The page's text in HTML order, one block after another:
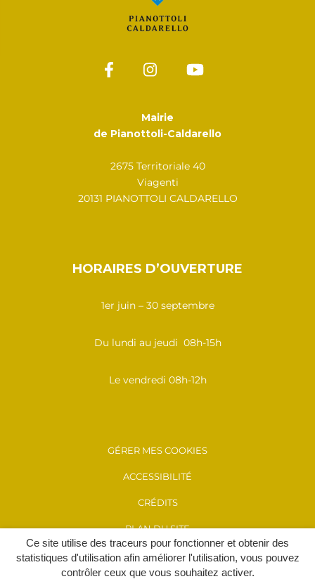
Ce site utilise des traceurs pour fonctionner et obtenir des
statistiques d'utilisation afin améliorer l'utilisation, vous pouvez
contrôler ceux que vous souhaitez activer.
Mairie
de Pianottoli-Caldarello
2675 Territoriale 40
Viagenti
20131 PIANOTTOLI CALDARELLO
HORAIRES D’OUVERTURE
1er juin – 30 septembre
Du lundi au jeudi 08h-15h
Le vendredi 08h-12h
GÉRER MES COOKIES
ACCESSIBILITÉ
CRÉDITS
PLAN DU SITE
MENTIONS LÉGALES